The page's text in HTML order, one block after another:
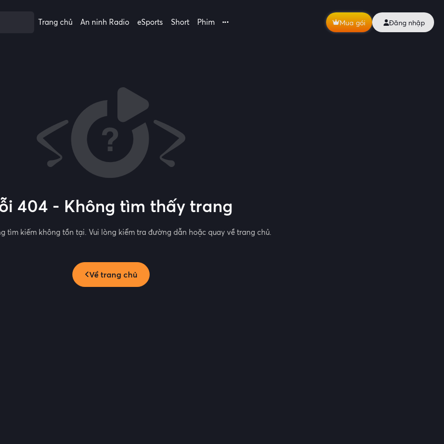
Trang chủ An ninh Radio eSports Short Phim Mua gói Đăng nhập
404 - Không tìm thấy trang
tìm kiếm không tồn tại. Vui lòng kiểm tra đường dẫn hoặc quay về trang chủ.
Về trang chủ